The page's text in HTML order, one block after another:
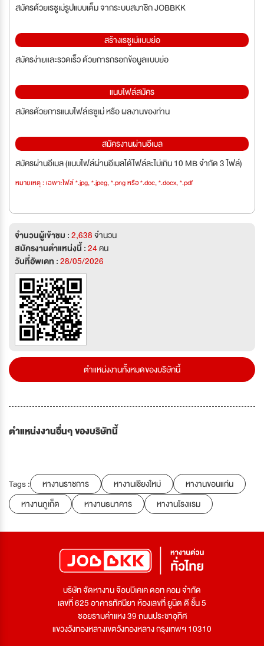
สมัครด้วยเรซูเม่รูปแบบเต็ม จากระบบสมาชิก JOBBKK
สร้างเรซูเม่แบบย่อ
สมัครง่ายและรวดเร็ว ด้วยการกรอกข้อมูลแบบย่อ
แนบไฟล์สมัคร
สมัครด้วยการแนบไฟล์เรซูเม่ หรือ ผลงานของท่าน
สมัครงานผ่านอีเมล
สมัครผ่านอีเมล (แนบไฟล์ผ่านอีเมลได้ไฟล์ละไม่เกิน 10 MB จำกัด 3 ไฟล์)
หมายเหตุ : เฉพาะไฟล์ *.jpg, *.jpeg, *.png หรือ *.doc, *.docx, *.pdf
จำนวนผู้เข้าชม :2,638จำนวน
สมัครงานตำแหน่งนี้ :24คน
วันที่อัพเดท :28/05/2026
ตำแหน่งงานทั้งหมดของบริษัทนี้
ตำแหน่งงานอื่นๆ ของบริษัทนี้
Tags : หางานราชการ หางานเชียงใหม่
หางานขอนแก่น
หางานภูเก็ต
หางานธนาคาร หางานโรงแรม
บริษัท จัดหางาน จ๊อบบีเคเค ดอท คอม จำกัด
เลขที่ 625 อาคารทัศนียา ห้องเลขที่ ยูนิต ดี ชั้น 5
ซอยรามคำแหง 39 ถนนประชาอุทิศ
แขวงวังทองหลางเขตวังทองหลาง กรุงเทพฯ 10310